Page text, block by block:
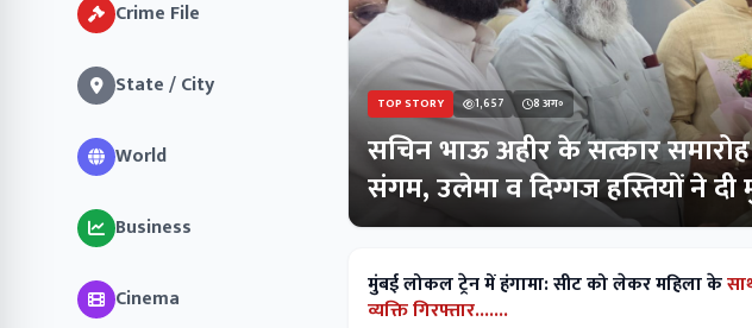
Crime File
State / City
World
Business
Cinema
TOP STORY 1,657 8 अग॰
सचिन भाऊ अहीर के सत्कार
संगम, उलेमा व दिग्गज हस्तियों ने दी
मुंबई लोकल ट्रेन में हंगामा: सीट को लेकर महिला के
व्यक्ति गिरफ्तार.......